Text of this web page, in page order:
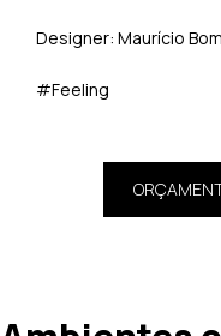
Designer: Maurício
#Feeling